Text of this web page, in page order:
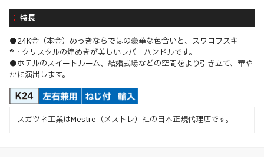
特長
●24K金（本金）めっきならではの豪華な色合いと、スワロフスキー
®・クリスタルの煌めきが美しいレバーハンドルです。
●ホテルのスイートルーム、結婚式場などの空間をより引き立て、華や
かに演出します。
スガツネ工業はMestre（メストレ）社の日本正規代理店です。